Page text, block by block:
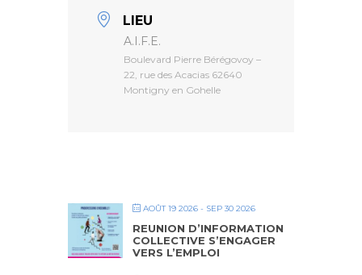
LIEU
A.I.F.E.
Boulevard Pierre Bérégovoy –
22, rue des Acacias 62640
Montigny en Gohelle
AOÛT 19 2026 - SEP 30 2026
REUNION D’INFORMATION
COLLECTIVE S’ENGAGER
VERS L’EMPLOI